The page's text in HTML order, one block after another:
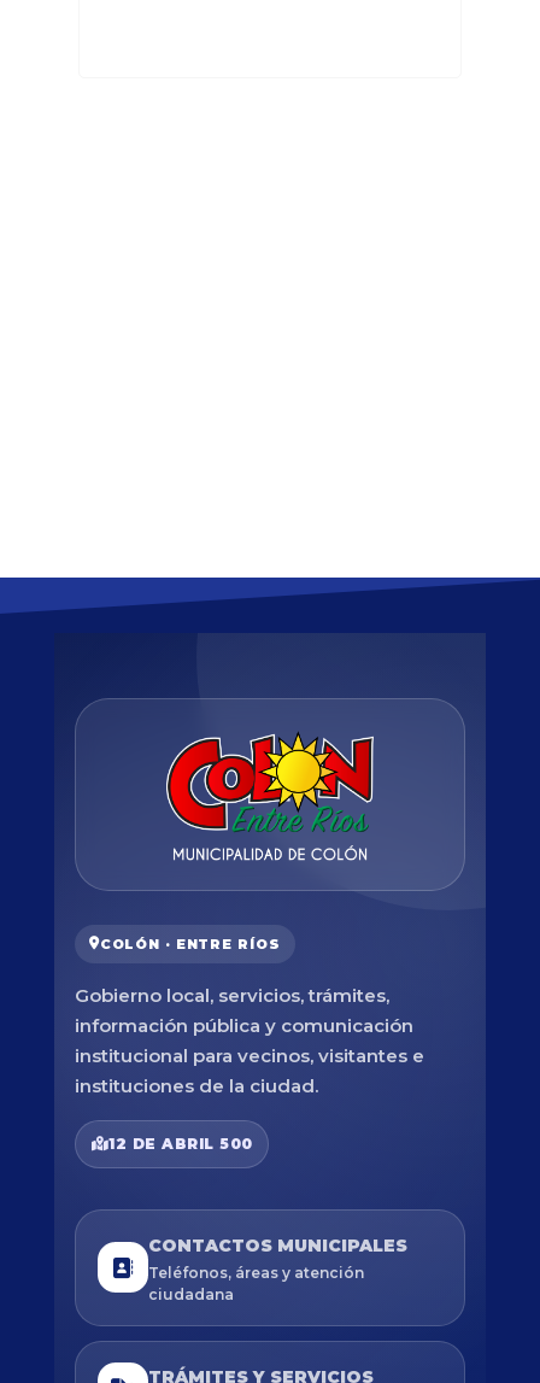
COLÓN · ENTRE RÍOS
Gobierno local, servicios, trámites,
información pública y comunicación
institucional para vecinos, visitantes e
instituciones de la ciudad.
12 DE ABRIL 500
CONTACTOS MUNICIPALES
Teléfonos, áreas y atención
ciudadana
TRÁMITES Y SERVICIOS